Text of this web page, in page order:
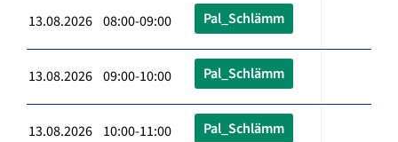
13.08.2026 08:00-09:00 Pal_Schlämm
13.08.2026 09:00-10:00 Pal_Schlämm
13.08.2026 10:00-11:00 Pal_Schlämm